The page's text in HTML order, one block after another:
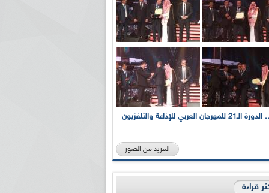
بالصور... الدورة الـ21 للمهرجان العربي للإذاعة والتلفزيون
المزيد من الصور
قراءة